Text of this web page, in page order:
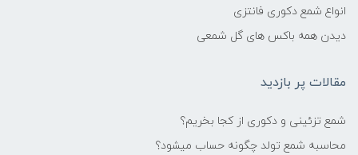
انواع شمع دکوری فانتزی
دیدن همه باکس های گل شمعی
مقالات پر بازدید
شمع تزئینی و دکوری از کجا بخریم؟
محاسبه شمع تولد چگونه حساب میشود؟